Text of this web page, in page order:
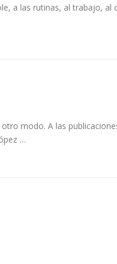
a las rutinas, al trabajo, al
modo. A las
…